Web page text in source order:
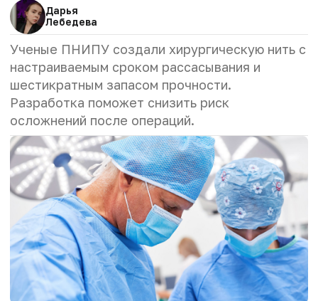
Дарья
Лебедева
Ученые ПНИПУ создали хирургическую нить с
настраиваемым сроком рассасывания и
шестикратным запасом прочности.
Разработка поможет снизить риск
осложнений после операций.